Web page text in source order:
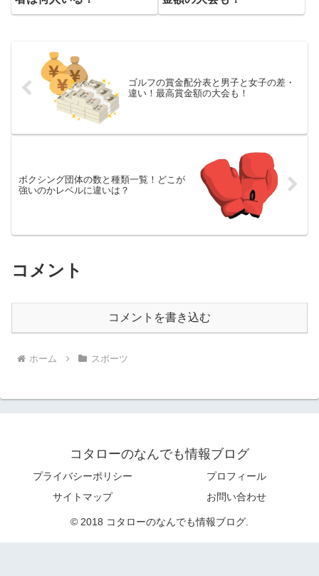
ゴルフの賞金配分表と男子と女子の差・
違い！最高賞金額の大会も！
ボクシング団体の数と種類一覧！どこが
強いのかレベルに違いは？
コメント
コメントを書き込む
ホーム スポーツ
コタローのなんでも情報ブログ
プライバシーポリシー
プロフィール
サイトマップ
お問い合わせ
© 2018 コタローのなんでも情報ブログ.